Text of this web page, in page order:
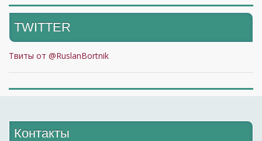
TWITTER
Твиты от @RuslanBortnik
Контакты